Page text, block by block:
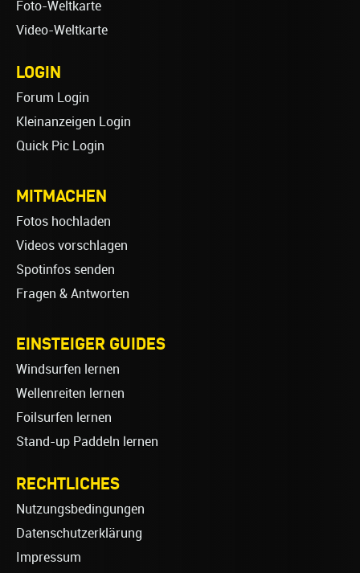
Foto-Weltkarte
Video-Weltkarte
LOGIN
Forum Login
Kleinanzeigen Login
Quick Pic Login
MITMACHEN
Fotos hochladen
Videos vorschlagen
Spotinfos senden
Fragen & Antworten
EINSTEIGER GUIDES
Windsurfen lernen
Wellenreiten lernen
Foilsurfen lernen
Stand-up Paddeln lernen
RECHTLICHES
Nutzungsbedingungen
Datenschutzerklärung
Impressum